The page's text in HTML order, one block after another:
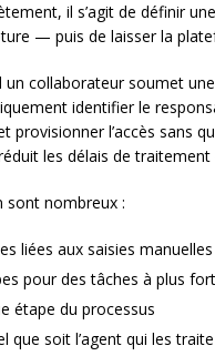
il s’agit de définir
— puis de laisser la
collaborateur soumet
identifier le
l’accès sans
les délais de
sont nombreux :
liées aux saisies
pour des tâches à plus
étape du processus
que soit l’agent qui les traite